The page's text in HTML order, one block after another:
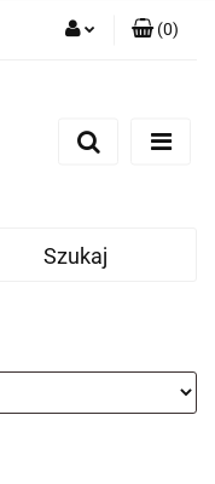
Zarejestruj się
(0)
Szukaj